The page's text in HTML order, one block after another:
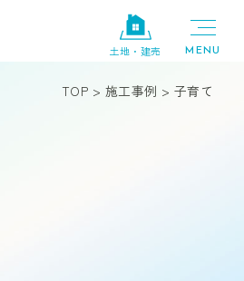
土地・建売
TOP > 施工事例 > 子育て